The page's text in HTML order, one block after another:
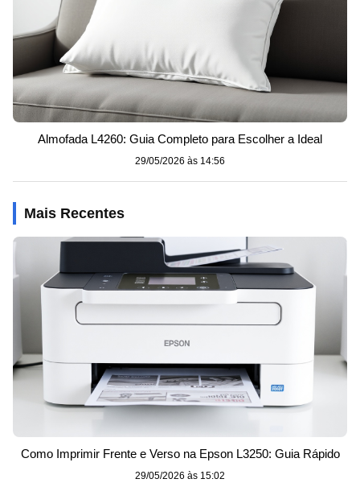
Almofada L4260: Guia Completo para Escolher a Ideal
29/05/2026 às 14:56
Mais Recentes
Como Imprimir Frente e Verso na Epson L3250: Guia Rápido
29/05/2026 às 15:02